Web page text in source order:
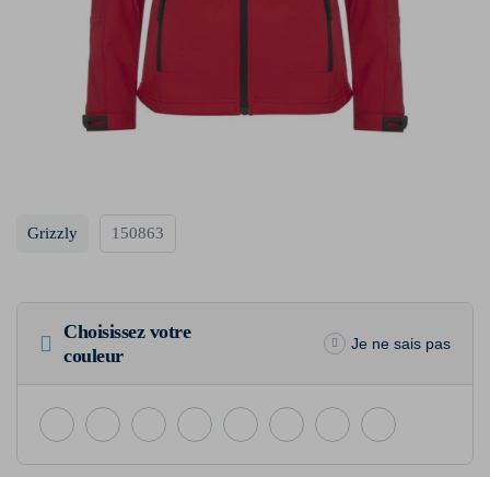
Grizzly 150863
Choisissez votre
couleur
Je ne sais pas